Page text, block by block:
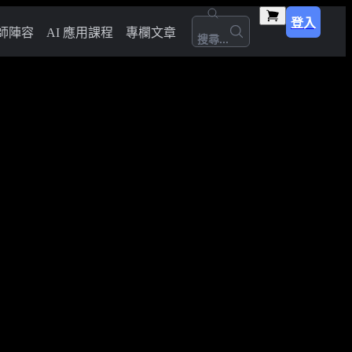
陣容 AI 應用課程 專欄文章 搜尋...
登入